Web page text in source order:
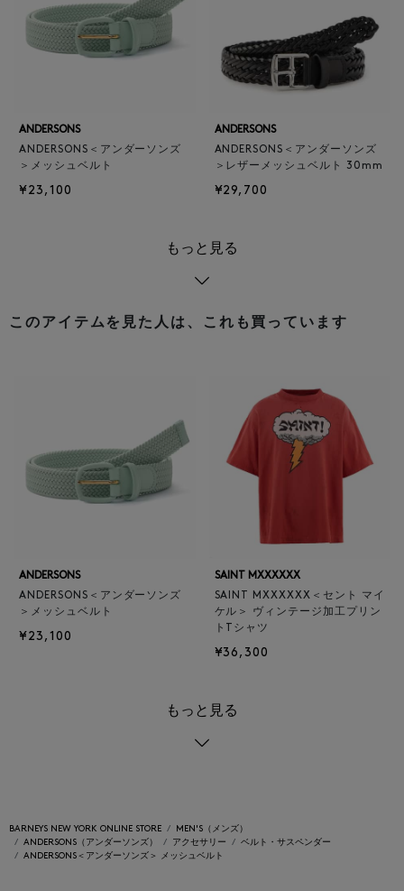
ANDERSONS
ANDERSONS＜アンダーソンズ
＞メッシュベルト
¥23,100
ANDERSONS
ANDERSONS＜アンダーソンズ
＞レザーメッシュベルト 30mm
¥29,700
もっと見る
このアイテムを見た人は、これも買っています
ANDERSONS
ANDERSONS＜アンダーソンズ
＞メッシュベルト
¥23,100
SAINT MXXXXXX
SAINT MXXXXXX＜セント マイ
ケル＞ ヴィンテージ加工プリン
トTシャツ
¥36,300
もっと見る
BARNEYS NEW YORK ONLINE STORE
MEN'S（メンズ）
ANDERSONS（アンダーソンズ）
アクセサリー
ベルト・サスペンダー
ANDERSONS＜アンダーソンズ＞ メッシュベルト